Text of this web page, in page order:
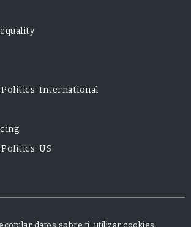
Politics: International
US
datos sobre ti, utilizar cookies,